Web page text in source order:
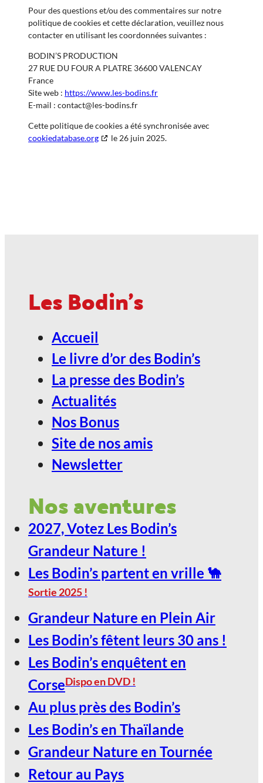
Pour des questions et/ou des commentaires sur notre
politique de cookies et cette déclaration, veuillez nous
contacter en utilisant les coordonnées suivantes :
BODIN’S PRODUCTION
27 RUE DU FOUR A PLATRE 36600 VALENCAY
France
Site web : https://www.les-bodins.fr
E-mail : contact@les-bodins.fr
Cette politique de cookies a été synchronisée avec
cookiedatabase.org
le 26 juin 2025.
Les Bodin's
Accueil
Le livre d’or des Bodin’s
La presse des Bodin’s
Actualités
Nos Bonus
Site de nos amis
Newsletter
Nos aventures
2027, Votez Les Bodin’s
Grandeur Nature !
Les Bodin’s partent en vrille 🐪
Sortie 2025 !
Grandeur Nature en Plein Air
Les Bodin’s fêtent leurs 30 ans !
Les Bodin’s enquêtent en
CorseDispo en DVD !
Au plus près des Bodin’s
Les Bodin’s en Thaïlande
Grandeur Nature en Tournée
Retour au Pays